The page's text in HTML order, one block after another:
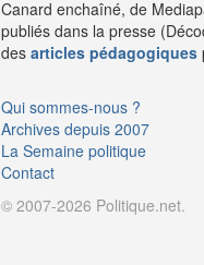
Canard enchaîné, de
publiés dans la presse
des articles pédagogiques
Qui sommes-nous ?
Archives depuis 2007
La Semaine politique
Contact
© 2007-2026 Politique.net.